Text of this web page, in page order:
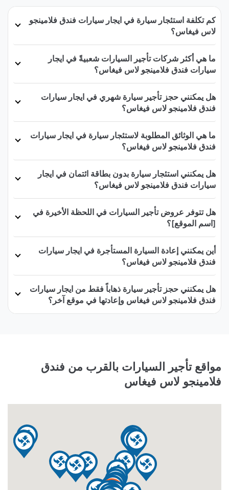
كم تكلفة استئجار سيارة في ايجار سيارات فندق فلامينجو
لاس فيغاس؟
ما هي أكثر شركات تأجير السيارات شعبيةً في ايجار
سيارات فندق فلامينجو لاس فيغاس؟
هل يمكنني حجز تأجير سيارة شهري في ايجار سيارات
فندق فلامينجو لاس فيغاس؟
ما هي الوثائق المطلوبة لاستئجار سيارة في ايجار سيارات
فندق فلامينجو لاس فيغاس؟
هل يمكنني استئجار سيارة بدون بطاقة ائتمان في ايجار
سيارات فندق فلامينجو لاس فيغاس؟
هل تتوفر عروض تأجير السيارات في اللحظة الأخيرة في
[اسم الموقع]؟
أين يمكنني إعادة السيارة المستأجرة في ايجار سيارات
فندق فلامينجو لاس فيغاس؟
هل يمكنني حجز تأجير سيارة ذهاباً فقط من ايجار سيارات
فندق فلامينجو لاس فيغاس وإعادتها في موقع آخر؟
مواقع تأجير السيارات بالقرب من فندق
فلامينجو لاس فيغاس